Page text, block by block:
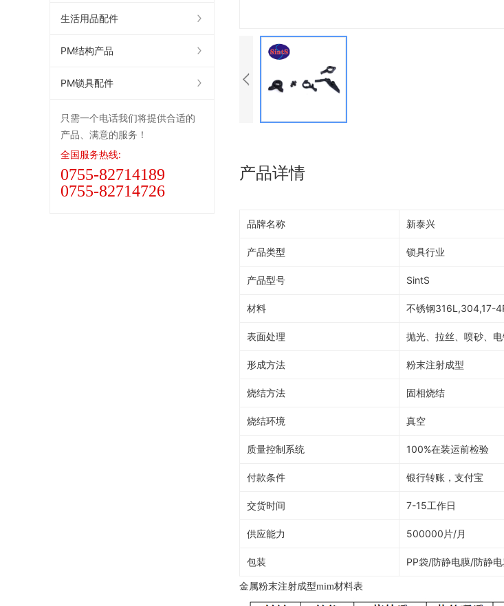
产品详情
品牌名称 新泰兴
产品类型 锁具行业
产品型号 SintS
材料 不锈钢316L,304,17-
表面处理 抛光、拉丝、喷砂、电
形成方法 粉末注射成型
烧结方法 固相烧结
烧结环境 真空
质量控制系统 100%在装运前检验
付款条件 银行转账，支付宝
交货时间 7-15工作日
供应能力 500000片/月
包装 PP袋/防静电膜/防静
金属粉末注射成型mim材料表
生活用品配件
PM结构产品
PM锁具配件
只需一个电话我们将提供合适的
产品、满意的服务！
全国服务热线:
0755-82714189
0755-82714726